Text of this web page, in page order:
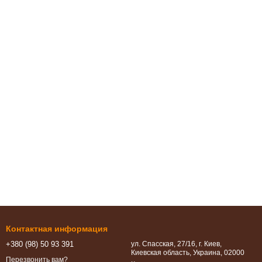
Контактная информация
+380 (98) 50 93 391
Перезвонить вам?
ул. Спасская, 27/16, г. Киев,
Киевская область, Украина, 02000